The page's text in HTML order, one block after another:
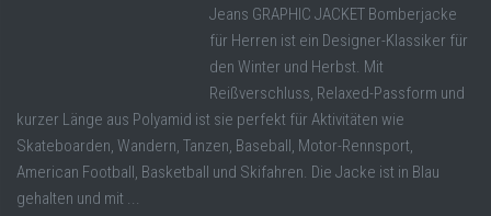
Jeans GRAPHIC JACKET Bomberjacke
für Herren ist ein Designer-Klassiker für
den Winter und Herbst. Mit
Reißverschluss, Relaxed-Passform und
kurzer Länge aus Polyamid ist sie perfekt für Aktivitäten wie
Skateboarden, Wandern, Tanzen, Baseball, Motor-Rennsport,
American Football, Basketball und Skifahren. Die Jacke ist in Blau
gehalten und mit ...